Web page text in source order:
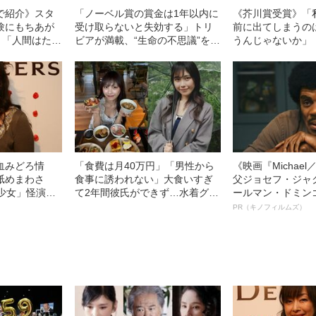
紹介》スタ
にもちあが
人間はたや
「ノーベル賞の賞金は1年以内に
受け取らないと失効する」トリ
ビアが満載、“生命の不思議”を描
《芥川賞受賞》
前に出てしまうの
うんじゃないか
理由
みどろ情
めまわさ
女」怪演
「食費は月40万円」「男性から
食事に誘われない」大食いすぎ
て2年間彼氏ができず…水着グラ
《映画『Michael
父ジョセフ・ジャ
ールマン・ドミン
ルインタビュー“
PR（キノフィルムズ）